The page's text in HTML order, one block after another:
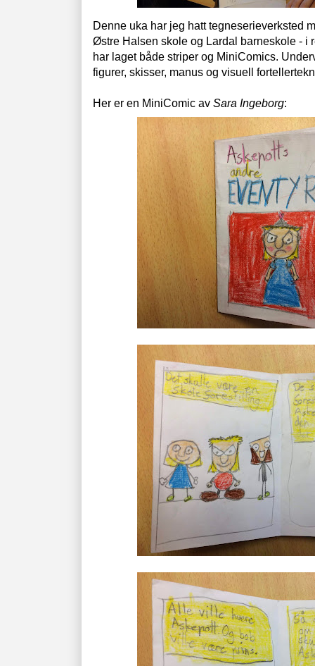
Denne uka har jeg hatt tegneserieverksted
Østre Halsen skole og Lardal barneskole - i
har laget både striper og MiniComics.
figurer, skisser, manus og visuell
Her er en MiniComic av Sara Ingeborg: